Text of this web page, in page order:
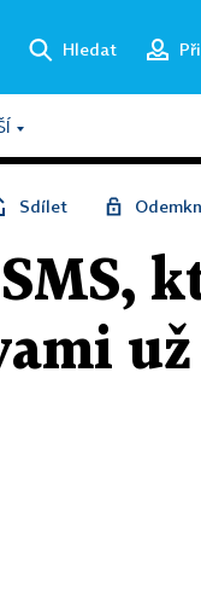
Hledat
Sdílet
už